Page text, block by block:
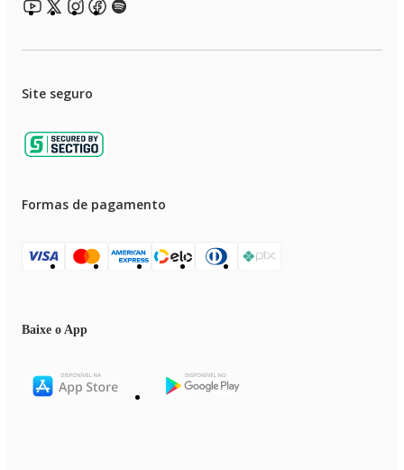
Site seguro
Formas de pagamento
Baixe o App